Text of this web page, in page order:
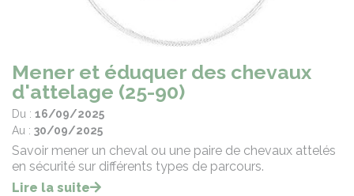
Mener et éduquer des chevaux
d'attelage (25-90)
Du : 16/09/2025
Au : 30/09/2025
Savoir mener un cheval ou une paire de chevaux attelés
en sécurité sur différents types de parcours.
Lire la suite